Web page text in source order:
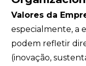
Valores da
especialmente, a
podem refletir
(inovação,